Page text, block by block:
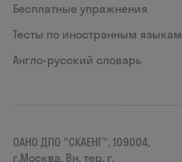
Бесплатные упражнения
Тесты по иностранным языкам
Англо-русский словарь
ОАНО ДПО "СКАЕНГ", 109004,
г.Москва, Вн. тер. г.